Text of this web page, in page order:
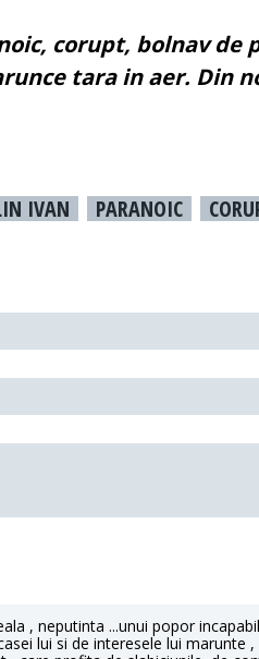
corupt, bolnav de
tara in aer. Din
IVAN PARANOIC
, neputinta ...unui popor
lui si de interesele lui marunte